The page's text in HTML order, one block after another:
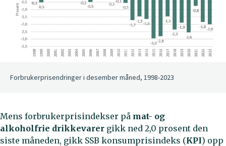
Forbrukerprisendringer i desember måned, 1998-2023
Mens forbrukerprisindekser på mat- og
alkoholfrie drikkevarer gikk ned 2,0 prosent den
siste måneden, gikk SSB konsumprisindeks (KPI) opp